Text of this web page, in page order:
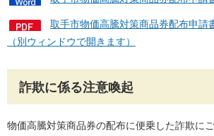
取手市物価高騰対策商品券配布申請
（別ウィンドウで開きます）
詐欺に係る注意喚起
物価高騰対策商品券の配布に便乗した詐欺にご